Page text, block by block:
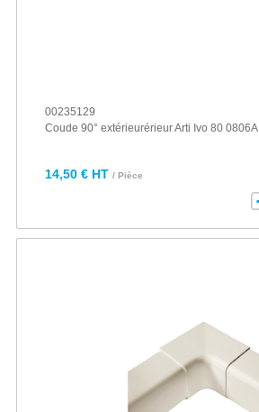
00235129
Coude 90° extérieurérieur Arti Ivo 80
14,50 € HT / Pièce